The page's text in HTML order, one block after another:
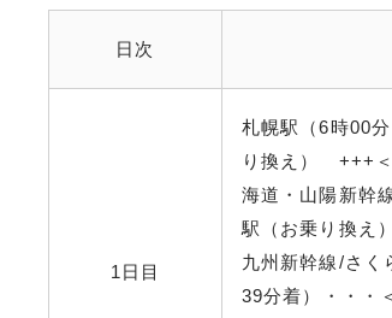
日次
1日目
札幌駅（6時00
り換え） +++＜
海道・山陽新幹
駅（お乗り換え
九州新幹線/さく
39分着）・・・